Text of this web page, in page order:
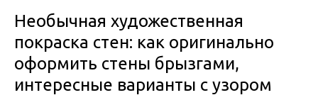
Необычная художественная
покраска стен: как оригинально
оформить стены брызгами,
интересные варианты с узором